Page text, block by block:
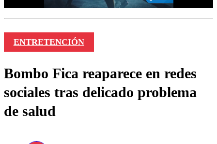
ENTRETENCIÓN
Bombo Fica reaparece en redes
sociales tras delicado problema
de salud